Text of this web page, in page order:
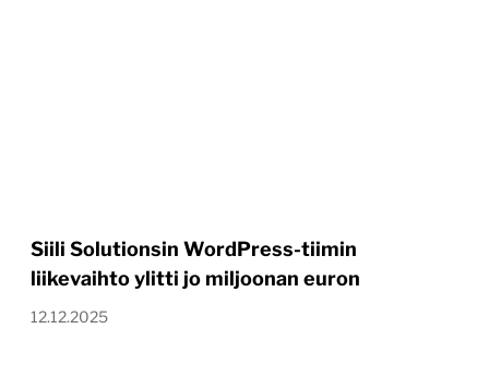
Siili Solutionsin WordPress-tiimin
liikevaihto ylitti jo miljoonan euron
12.12.2025